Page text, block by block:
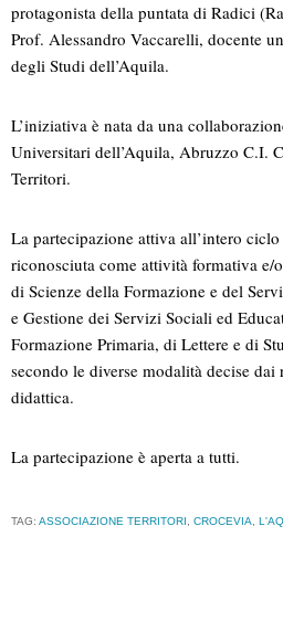
protagonista della puntata di Radici
Prof. Alessandro Vaccarelli, docente
degli Studi dell’Aquila.
L’iniziativa è nata da una
Universitari dell’Aquila, Abruzzo C.I.
Territori.
La partecipazione attiva all’intero
riconosciuta come attività formativa
di Scienze della Formazione e del
e Gestione dei Servizi Sociali ed
Formazione Primaria, di Lettere e di
secondo le diverse modalità decise
didattica.
La partecipazione è aperta a tutti.
TAG: ASSOCIAZIONE TERRITORI, CROCEVIA,